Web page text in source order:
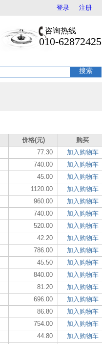
登录 注册
咨询热线
010-62872425
搜索
价格(元)
购买
77.30
加入购物车
740.00
加入购物车
45.00
加入购物车
1120.00
加入购物车
960.00
加入购物车
740.00
加入购物车
520.00
加入购物车
42.20
加入购物车
786.00
加入购物车
45.50
加入购物车
840.00
加入购物车
81.20
加入购物车
696.00
加入购物车
86.80
加入购物车
754.00
加入购物车
44.80
加入购物车